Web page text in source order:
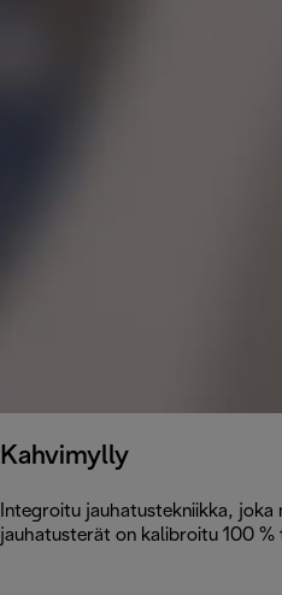
Kahvimylly
Integroitu jauhatustekniikka,
jauhatusterät on kalibroitu 100 %